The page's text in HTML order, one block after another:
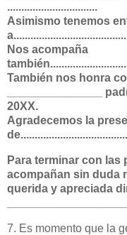
................................
Asimismo tenemos
Nos acompaña
También nos honra
_______________
20XX.
Agradecemos la
Para terminar con
acompañan sin duda
querida y apreciada
7. Es momento que la